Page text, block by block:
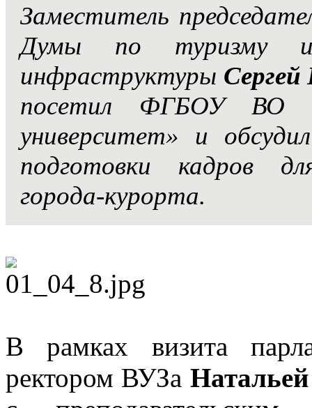
Заместитель
Думы по туризму и
инфраструктуры Сергей
посетил ФГБОУ ВО
университет» и
подготовки кадров
города-курорта.
В рамках визита
ректором ВУЗа